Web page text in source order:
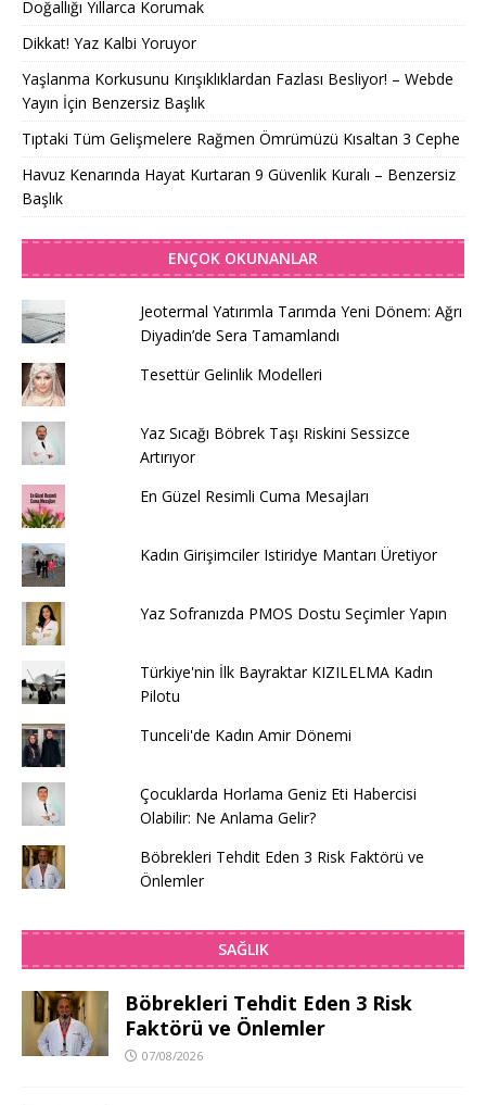
Doğallığı Yıllarca Korumak
Dikkat! Yaz Kalbi Yoruyor
Yaşlanma Korkusunu Kırışıklıklardan Fazlası Besliyor! – Webde
Yayın İçin Benzersiz Başlık
Tıptaki Tüm Gelişmelere Rağmen Ömrümüzü Kısaltan 3 Cephe
Havuz Kenarında Hayat Kurtaran 9 Güvenlik Kuralı – Benzersiz
Başlık
ENÇOK OKUNANLAR
Jeotermal Yatırımla Tarımda Yeni Dönem: Ağrı
Diyadin’de Sera Tamamlandı
Tesettür Gelinlik Modelleri
Yaz Sıcağı Böbrek Taşı Riskini Sessizce
Artırıyor
En Güzel Resimli Cuma Mesajları
Kadın Girişimciler Istiridye Mantarı Üretiyor
Yaz Sofranızda PMOS Dostu Seçimler Yapın
Türkiye'nin İlk Bayraktar KIZILELMA Kadın
Pilotu
Tunceli'de Kadın Amir Dönemi
Çocuklarda Horlama Geniz Eti Habercisi
Olabilir: Ne Anlama Gelir?
Böbrekleri Tehdit Eden 3 Risk Faktörü ve
Önlemler
SAĞLIK
Böbrekleri Tehdit Eden 3 Risk
Faktörü ve Önlemler
07/08/2026